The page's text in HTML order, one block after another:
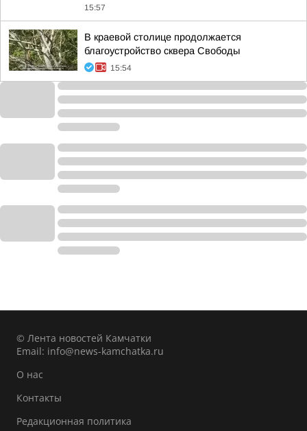
15:57
В краевой столице продолжается
благоустройство сквера Свободы
15:54
© Лента новостей Камчатки
Email: info@news-kamchatka.ru
О нас
Контакты
Редакционная политика